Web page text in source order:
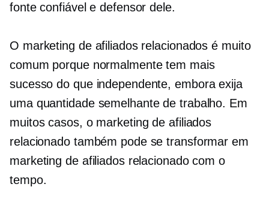
fonte confiável e defensor dele.
O marketing de afiliados relacionados é muito
comum porque normalmente tem mais
sucesso do que independente, embora exija
uma quantidade semelhante de trabalho. Em
muitos casos, o marketing de afiliados
relacionado também pode se transformar em
marketing de afiliados relacionado com o
tempo.